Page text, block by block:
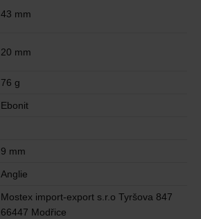
43 mm
20 mm
76 g
Ebonit
9 mm
Anglie
Mostex import-export s.r.o Tyršova 847
66447 Modřice